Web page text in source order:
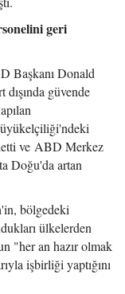
geri
Başkanı Donald
güvende
ve ABD Merkez
Doğu'da artan
bölgedeki
ülkelerden
"her an hazır olmak
işbirliği yaptığını